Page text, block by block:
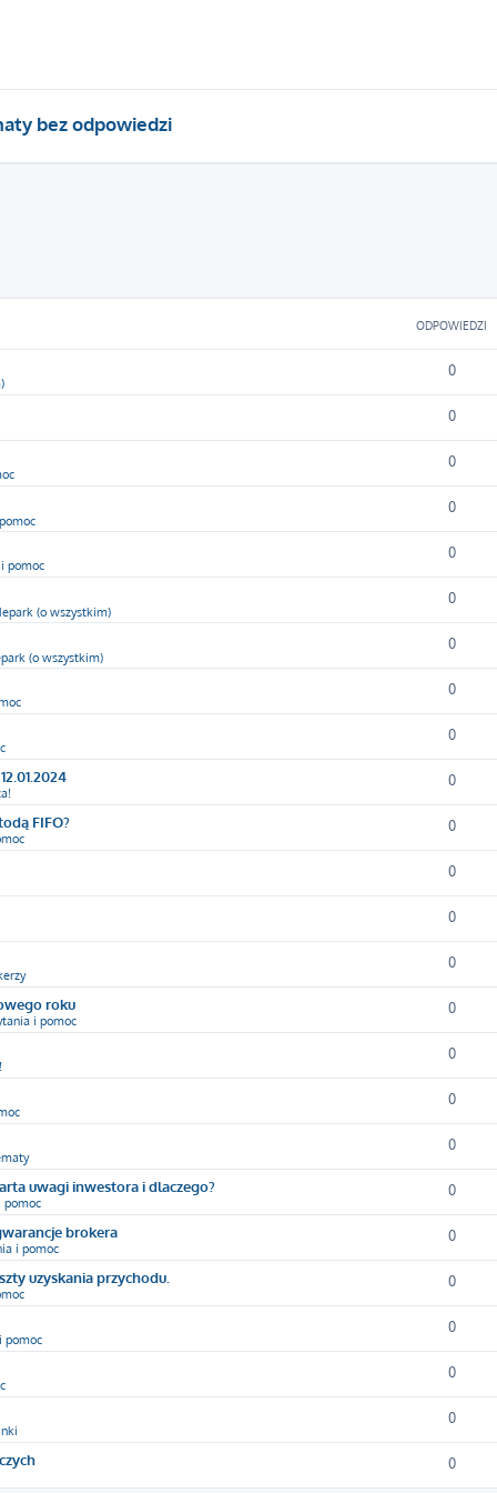
bez odpowiedzi
ODPOWIEDZI
0
0
0
0
pomoc
0
(o wszystkim)
0
(o wszystkim)
0
0
0
0
FIFO? 0
0
0
0
roku
i pomoc
0
0
0
0
uwagi inwestora i dlaczego?
pomoc
0
brokera
i pomoc
0
uzyskania przychodu. 0
pomoc
0
0
0
0